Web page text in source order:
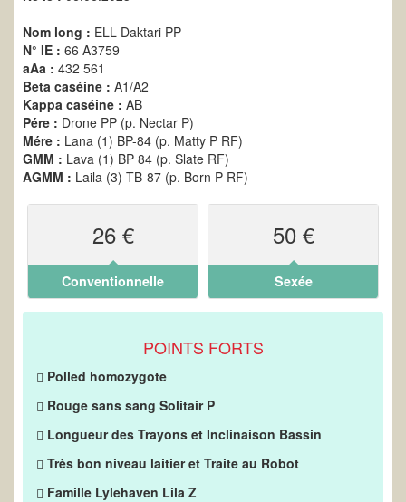
Nom long : ELL Daktari PP
N° IE : 66 A3759
aAa : 432 561
Beta caséine : A1/A2
Kappa caséine : AB
Pére : Drone PP (p. Nectar P)
Mére : Lana (1) BP-84 (p. Matty P RF)
GMM : Lava (1) BP 84 (p. Slate RF)
AGMM : Laila (3) TB-87 (p. Born P RF)
26 €
Conventionnelle
50 €
Sexée
POINTS FORTS
Polled homozygote
Rouge sans sang Solitair P
Longueur des Trayons et Inclinaison Bassin
Très bon niveau laitier et Traite au Robot
Famille Lylehaven Lila Z